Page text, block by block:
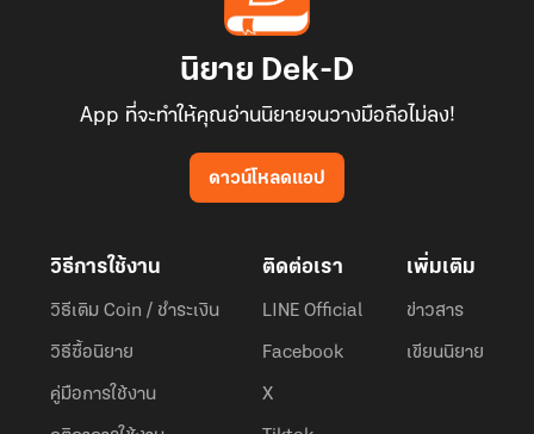
นิยาย Dek-D
App ที่จะทำให้คุณอ่านนิยายจนวางมือถือไม่ลง!
ดาวน์โหลดแอป
วิธีการใช้งาน
วิธีเติม Coin / ชำระเงิน
วิธีซื้อนิยาย
คู่มือการใช้งาน
ติดต่อเรา
LINE Official
Facebook
X
เพิ่มเติม
ข่าวสาร
เขียนนิยาย